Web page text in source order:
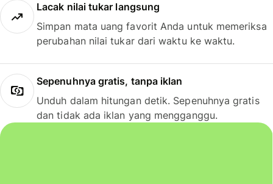
Lacak nilai tukar langsung
Simpan mata uang favorit Anda untuk memeriksa
perubahan nilai tukar dari waktu ke waktu.
Sepenuhnya gratis, tanpa iklan
Unduh dalam hitungan detik. Sepenuhnya gratis
dan tidak ada iklan yang mengganggu.